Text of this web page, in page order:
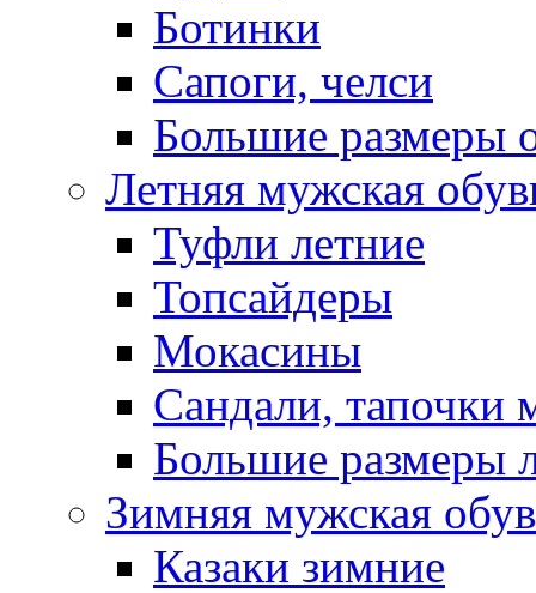
Ботинки
Сапоги, челси
Большие размеры
Летняя мужская
Туфли летние
Топсайдеры
Мокасины
Сандали, тапочки
Большие размеры
Зимняя мужская
Казаки зимние